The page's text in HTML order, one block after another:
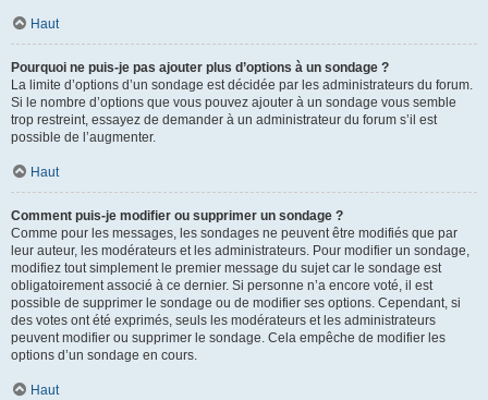
Haut
Pourquoi ne puis-je pas ajouter plus d’options à un sondage ?
La limite d’options d’un sondage est décidée par les administrateurs du forum.
Si le nombre d’options que vous pouvez ajouter à un sondage vous semble
trop restreint, essayez de demander à un administrateur du forum s’il est
possible de l’augmenter.
Haut
Comment puis-je modifier ou supprimer un sondage ?
Comme pour les messages, les sondages ne peuvent être modifiés que par
leur auteur, les modérateurs et les administrateurs. Pour modifier un sondage,
modifiez tout simplement le premier message du sujet car le sondage est
obligatoirement associé à ce dernier. Si personne n’a encore voté, il est
possible de supprimer le sondage ou de modifier ses options. Cependant, si
des votes ont été exprimés, seuls les modérateurs et les administrateurs
peuvent modifier ou supprimer le sondage. Cela empêche de modifier les
options d’un sondage en cours.
Haut